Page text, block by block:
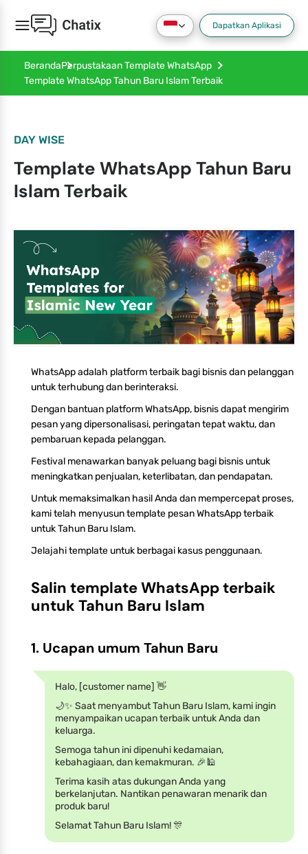
Dapatkan Aplikasi
BerandaPerpustakaan Template WhatsApp
Template WhatsApp Tahun Baru Islam Terbaik
DAY WISE
Template WhatsApp Tahun Baru
Islam Terbaik
WhatsApp adalah platform terbaik bagi bisnis dan pelanggan
untuk terhubung dan berinteraksi.
Dengan bantuan platform WhatsApp, bisnis dapat mengirim
pesan yang dipersonalisasi, peringatan tepat waktu, dan
pembaruan kepada pelanggan.
Festival menawarkan banyak peluang bagi bisnis untuk
meningkatkan penjualan, keterlibatan, dan pendapatan.
Untuk memaksimalkan hasil Anda dan mempercepat proses,
kami telah menyusun template pesan WhatsApp terbaik
untuk Tahun Baru Islam.
Jelajahi template untuk berbagai kasus penggunaan.
Salin template WhatsApp terbaik
untuk Tahun Baru Islam
1. Ucapan umum Tahun Baru
Halo, [customer name] 👋
🌙✨ Saat menyambut Tahun Baru Islam, kami ingin
menyampaikan ucapan terbaik untuk Anda dan
keluarga.
Semoga tahun ini dipenuhi kedamaian,
kebahagiaan, dan kemakmuran. 🎉🕌
Terima kasih atas dukungan Anda yang
berkelanjutan. Nantikan penawaran menarik dan
produk baru!
Selamat Tahun Baru Islam! 🎊